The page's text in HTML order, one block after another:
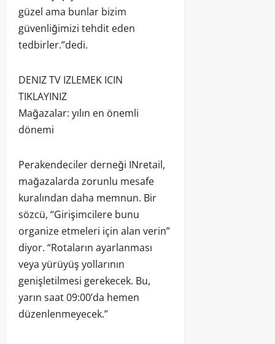
güzel ama bunlar bizim
güvenliğimizi tehdit eden
tedbirler.”dedi.
DENIZ TV IZLEMEK ICIN
TIKLAYINIZ
Mağazalar: yılın en önemli
dönemi
Perakendeciler derneği INretail,
mağazalarda zorunlu mesafe
kuralından daha memnun. Bir
sözcü, “Girişimcilere bunu
organize etmeleri için alan verin”
diyor. “Rotaların ayarlanması
veya yürüyüş yollarının
genişletilmesi gerekecek. Bu,
yarın saat 09:00’da hemen
düzenlenmeyecek.”